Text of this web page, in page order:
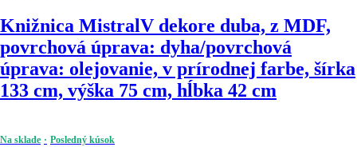
Knižnica MistralV dekore duba, z MDF,
povrchová úprava: dyha/povrchová
úprava: olejovanie, v prírodnej farbe, šírka
133 cm, výška 75 cm, hĺbka 42 cm
Na sklade Posledný kúsok